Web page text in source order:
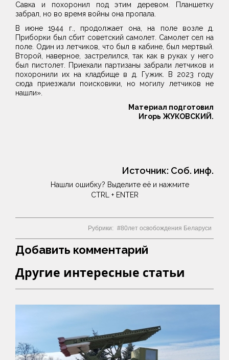
Савка и похоронил под этим деревом. Планшетку
забрал, но во время войны она пропала.
В июне 1944 г., продолжает она, на поле возле д.
Приборки был сбит советский самолет. Самолет сел на
поле. Один из летчиков, что был в кабине, был мертвый.
Второй, наверное, застрелился, так как в руках у него
был пистолет. Приехали партизаны забрали летчиков и
похоронили их на кладбище в д. Гужик. В 2023 году
сюда приезжали поисковики, но могилу летчиков не
нашли».
Материал подготовил
Игорь ЖУКОВСКИЙ.
Источник: Соб. инф.
Нашли ошибку? Выделите её и нажмите
CTRL + ENTER
Рубрики: 80лет освобождения Беларуси
Добавить комментарий
Другие интересные статьи